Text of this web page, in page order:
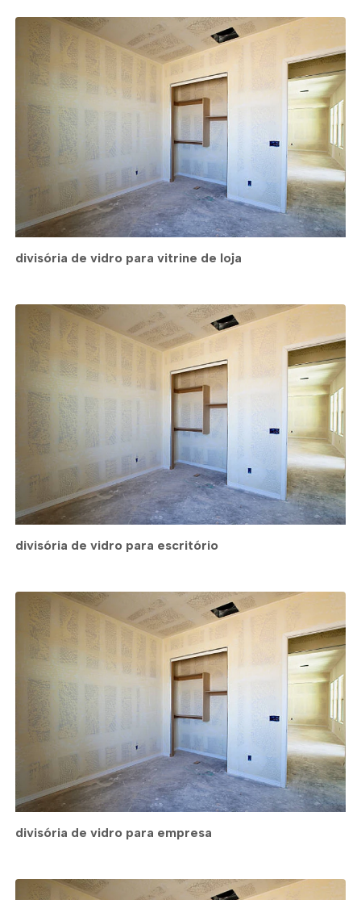
divisória de vidro para vitrine de loja
divisória de vidro para escritório
divisória de vidro para empresa